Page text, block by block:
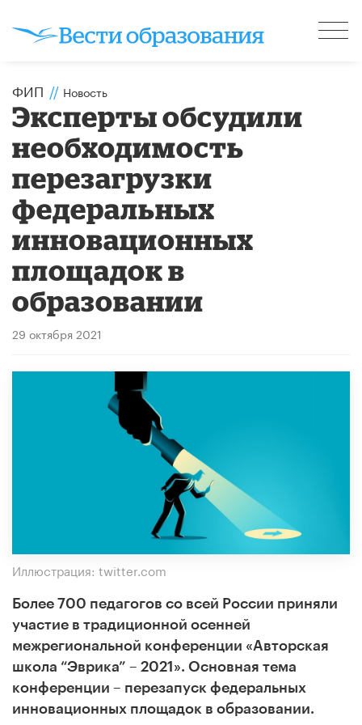
ФИП // Новость
Эксперты обсудили
необходимость
перезагрузки
федеральных
инновационных
площадок в
образовании
29 октября 2021
Иллюстрация: twitter.com
Более 700 педагогов со всей России приняли
участие в традиционной осенней
межрегиональной конференции «Авторская
школа “Эврика” – 2021». Основная тема
конференции – перезапуск федеральных
инновационных площадок в образовании.